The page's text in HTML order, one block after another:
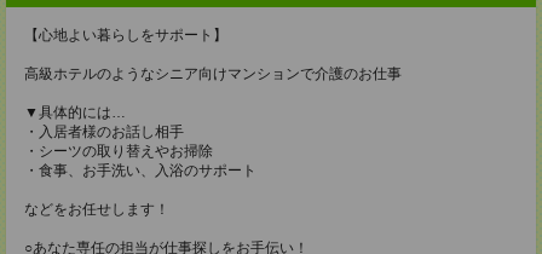
【心地よい暮らしをサポート】
高級ホテルのようなシニア向けマンションで介護のお仕事
▼具体的には…
・入居者様のお話し相手
・シーツの取り替えやお掃除
・食事、お手洗い、入浴のサポート
などをお任せします！
○あなた専任の担当が仕事探しをお手伝い！